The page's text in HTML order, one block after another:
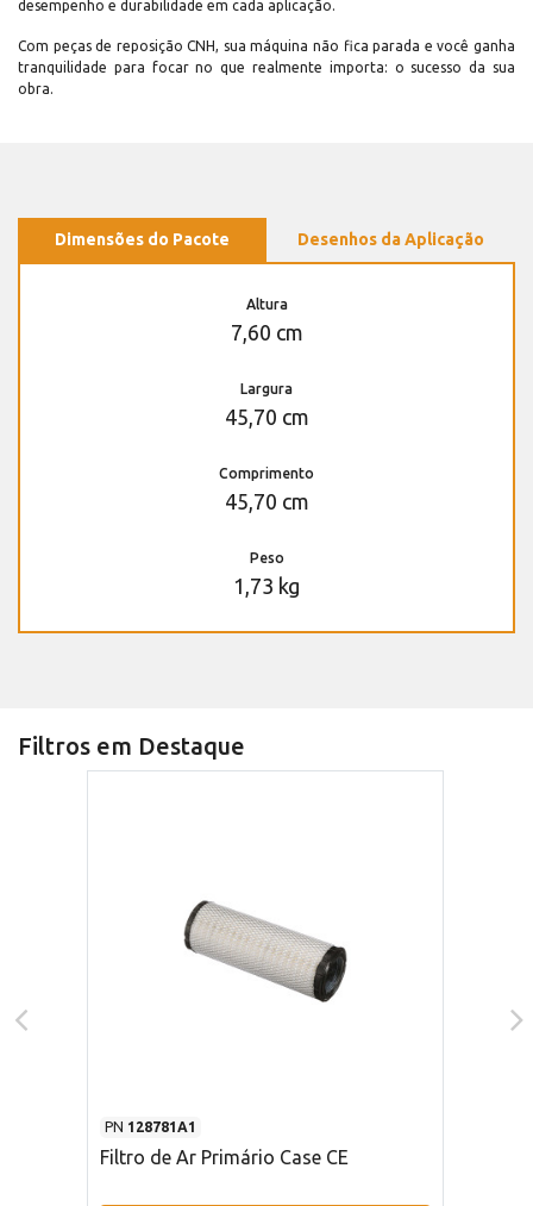
desempenho e durabilidade em cada aplicação.
Com peças de reposição CNH, sua máquina não fica parada e você ganha
tranquilidade para focar no que realmente importa: o sucesso da sua
obra.
Dimensões do Pacote Desenhos da Aplicação
Altura
7,60 cm
Largura
45,70 cm
Comprimento
45,70 cm
Peso
1,73 kg
Filtros em Destaque
PN 128781A1
Filtro de Ar Primário Case CE